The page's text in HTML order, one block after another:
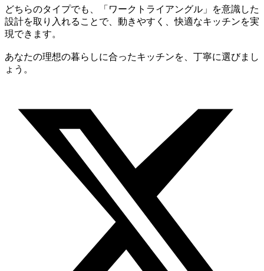
どちらのタイプでも、「ワークトライアングル」を意識した
設計を取り入れることで、動きやすく、快適なキッチンを実
現できます。
あなたの理想の暮らしに合ったキッチンを、丁寧に選びまし
ょう。